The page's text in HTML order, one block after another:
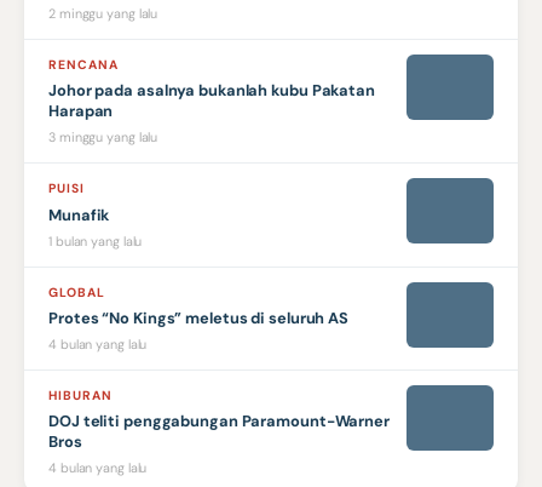
2 minggu yang lalu
RENCANA
Johor pada asalnya bukanlah kubu Pakatan
Harapan
3 minggu yang lalu
PUISI
Munafik
1 bulan yang lalu
GLOBAL
Protes “No Kings” meletus di seluruh AS
4 bulan yang lalu
HIBURAN
DOJ teliti penggabungan Paramount-Warner
Bros
4 bulan yang lalu